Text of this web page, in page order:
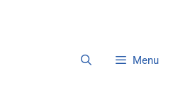
Menu